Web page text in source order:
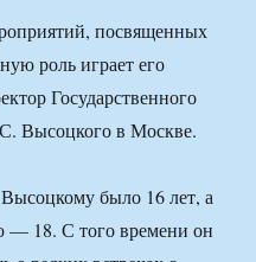
посвященных
роль играет его
Государственного
Высоцкого в Москве.
было 16 лет, а
— 18. С того времени он